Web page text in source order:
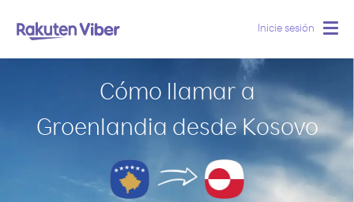
Inicie sesión
Cómo llamar a
Groenlandia desde Kosovo